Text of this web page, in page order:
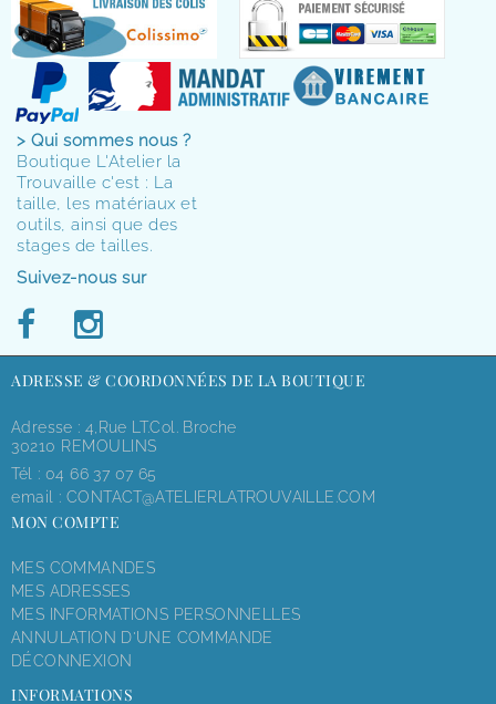
> Qui sommes nous ?
Boutique L'Atelier la
Trouvaille c'est : La
taille, les matériaux et
outils, ainsi que des
stages de tailles.
Suivez-nous sur
ADRESSE & COORDONNÉES DE LA BOUTIQUE
Adresse : 4,rue LT.Col. Broche
30210 REMOULINS
Tél : 04 66 37 07 65
email : CONTACT@ATELIERLATROUVAILLE.COM
MON COMPTE
MES COMMANDES
MES ADRESSES
MES INFORMATIONS PERSONNELLES
ANNULATION D'UNE COMMANDE
DÉCONNEXION
INFORMATIONS